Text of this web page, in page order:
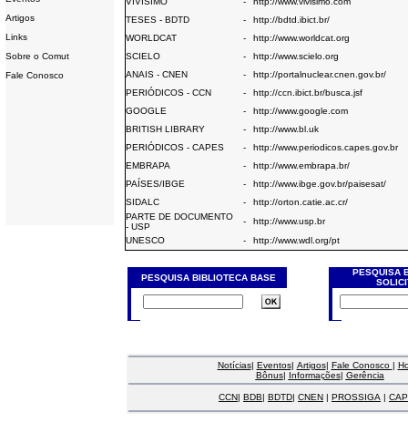
Artigos
Links
Sobre o Comut
Fale Conosco
TESES - BDTD
-
http://bdtd.ibict.br/
WORLDCAT
-
http://www.worldcat.org
SCIELO
-
http://www.scielo.org
ANAIS - CNEN
-
http://portalnuclear.cnen.gov.br/
PERIÓDICOS - CCN
-
http://ccn.ibict.br/busca.jsf
GOOGLE
-
http://www.google.com
BRITISH LIBRARY
-
http://www.bl.uk
PERIÓDICOS - CAPES
-
http://www.periodicos.capes.gov.br
EMBRAPA
-
http://www.embrapa.br/
PAÍSES/IBGE
-
http://www.ibge.gov.br/paisesat/
SIDALC
-
http://orton.catie.ac.cr/
PARTE DE DOCUMENTO
- USP
-
http://www.usp.br
UNESCO
- http://www.wdl.org/pt
PESQUISA BIBLIOTECA BASE
PESQUISA
Notícias| Eventos| Artigos| Fale Conosco |
Bônus| Informações| Gerência
CCN| BDB| BDTD| CNEN | PROSSIGA |